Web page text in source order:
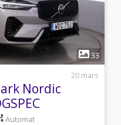
33
20 mars
Nordic
Automat